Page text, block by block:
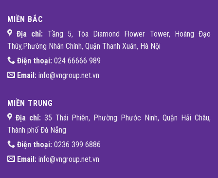
MIỀN BẮC
Địa chỉ: Tầng 5, Tòa Diamond Flower Tower, Hoàng Đạo
Thúy,Phường Nhân Chính, Quận Thanh Xuân, Hà Nội
Điện thoại: 024 66666 989
Email: info@vngroup.net.vn
MIỀN TRUNG
Địa chỉ: 35 Thái Phiên, Phường Phước Ninh, Quận Hải Châu,
Thành phố Đà Nẵng
Điện thoại: 0236 399 6886
Email: info@vngroup.net.vn